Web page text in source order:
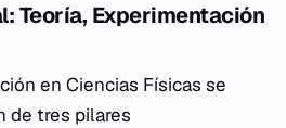
Teoría, Experimentación
en Ciencias Físicas se
de tres pilares